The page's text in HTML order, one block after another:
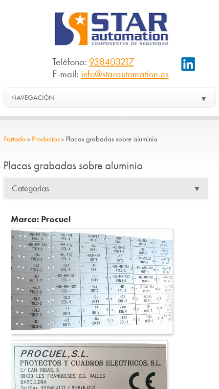
Teléfono: 938403217
E-mail: info@starautomation.es
NAVEGACIÓN ▼
Portada > Productos> Placas grabadas sobre aluminio
Placas grabadas sobre aluminio
Categorías ▼
Marca: Procuel